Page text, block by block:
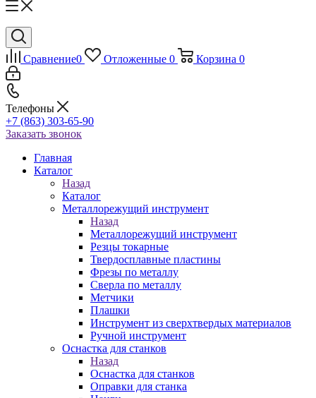
Сравнение0 Отложенные 0 Корзина 0
Телефоны
+7 (863) 303-65-90
Заказать звонок
Главная
Каталог
Назад
Каталог
Металлорежущий инструмент
Назад
Металлорежущий инструмент
Резцы токарные
Твердосплавные пластины
Фрезы по металлу
Сверла по металлу
Метчики
Плашки
Инструмент из сверхтвердых материалов
Ручной инструмент
Оснастка для станков
Назад
Оснастка для станков
Оправки для станка